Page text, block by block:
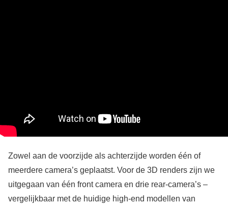
Zowel aan de voorzijde als achterzijde worden één of
meerdere camera’s geplaatst. Voor de 3D renders zijn we
uitgegaan van één front camera en drie rear-camera’s –
vergelijkbaar met de huidige high-end modellen van